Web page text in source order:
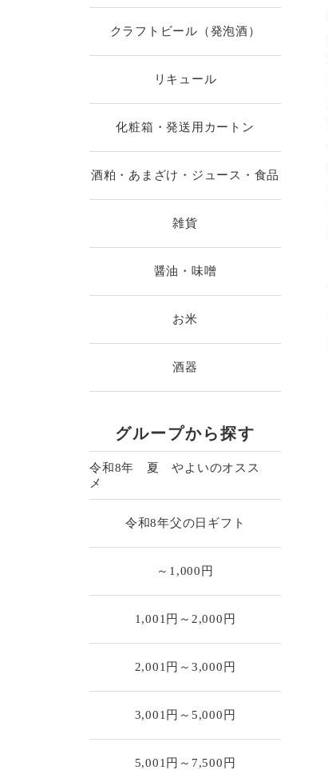
クラフトビール（発泡酒）
リキュール
化粧箱・発送用カートン
酒粕・あまざけ・ジュース・食品
雑貨
醤油・味噌
お米
酒器
グループから探す
令和8年 夏 やよいのオスス
メ
令和8年父の日ギフト
～1,000円
1,001円～2,000円
2,001円～3,000円
3,001円～5,000円
5,001円～7,500円